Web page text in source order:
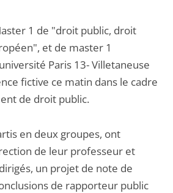
1 de "droit public, droit
et de master 1
Paris 13- Villetaneuse
fictive ce matin dans le cadre
de droit public.
en deux groupes, ont
de leur professeur et
un projet de note de
de rapporteur public